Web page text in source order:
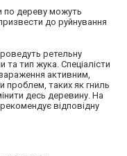
по дереву можуть
до руйнування
ретельну
тип жука. Спеціалісти
активним,
проблем, таких як гниль
десь деревину. На
відповідну